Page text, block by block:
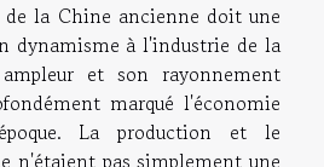
de la Chine ancienne doit une
dynamisme à l'industrie de la
et son rayonnement
marqué l'économie
La production et le
n'étaient pas simplement une